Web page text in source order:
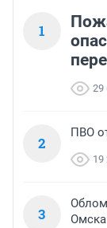
1
29
2
ПВО
19
3